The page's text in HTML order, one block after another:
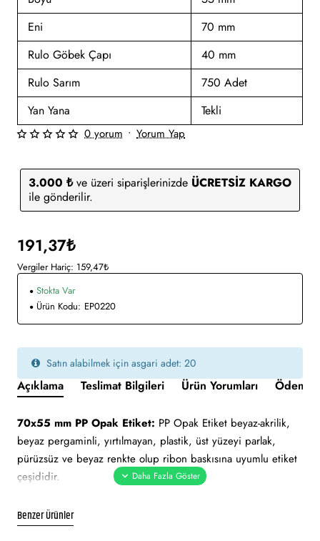
Eni
70 mm
Rulo Göbek Çapı
40 mm
Rulo Sarım
750 Adet
Yan Yana
Tekli
3.000 ₺ve üzeri siparişlerinizde ÜCRETSİZ KARGO
ile gönderilir.
0 yorum • Yorum Yap
191,37₺
Vergiler Hariç: 159,47₺
Stokta Var
Ürün Kodu: EP0220
Satın alabilmek için asgari adet: 20
Açıklama Teslimat Bilgileri Ürün Yorumları Ödeme
70x55 mm PP Opak Etiket: PP Opak Etiket beyaz-akrilik,
beyaz pergaminli, yırtılmayan, plastik, üst yüzeyi parlak,
pürüzsüz ve beyaz renkte olup ribon baskısına uyumlu etiket
çeşididir.
Yapışkan Türleri:
(Kuvvetli yapışkan tutkal), Nonperm (İz Bırakmayan yapışkanlı
Benzer Ürünler